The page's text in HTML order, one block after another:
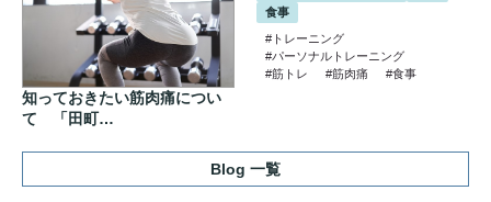
知っておきたい筋肉痛につい
て 「田町…
食事
#トレーニング
#パーソナルトレーニング
#筋トレ
#筋肉痛 #食事
Blog 一覧